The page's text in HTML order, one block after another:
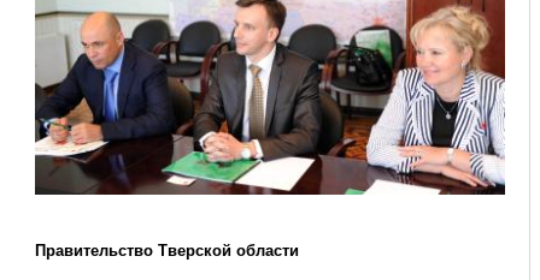
Правительство Тверской области